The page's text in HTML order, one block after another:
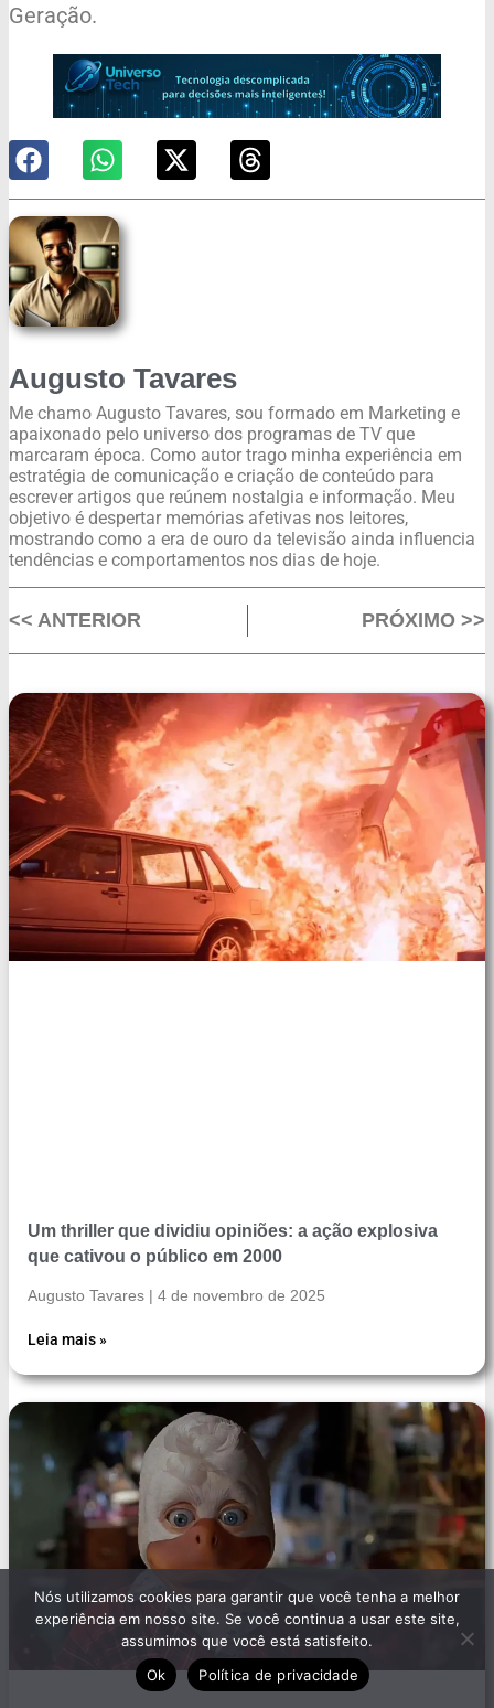
Geração.
Augusto Tavares
Me chamo Augusto Tavares, sou formado em Marketing e
apaixonado pelo universo dos programas de TV que
marcaram época. Como autor trago minha experiência em
estratégia de comunicação e criação de conteúdo para
escrever artigos que reúnem nostalgia e informação. Meu
objetivo é despertar memórias afetivas nos leitores,
mostrando como a era de ouro da televisão ainda influencia
tendências e comportamentos nos dias de hoje.
<< ANTERIOR PRÓXIMO >>
Um thriller que dividiu opiniões: a ação explosiva
que cativou o público em 2000
Augusto Tavares 4 de novembro de 2025
Leia mais »
Nós utilizamos cookies para garantir que você tenha a melhor
experiência em nosso site. Se você continua a usar este site,
assumimos que você está satisfeito.
Ok
Política de privacidade